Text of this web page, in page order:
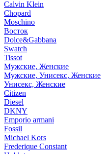
Calvin Klein
Chopard
Moschino
Восток
Dolce&Gabbana
Swatch
Tissot
Мужские, Женские
Мужские, Унисекс, Женские
Унисекс, Женские
Citizen
Diesel
DKNY
Emporio armani
Fossil
Michael Kors
Frederique Constant